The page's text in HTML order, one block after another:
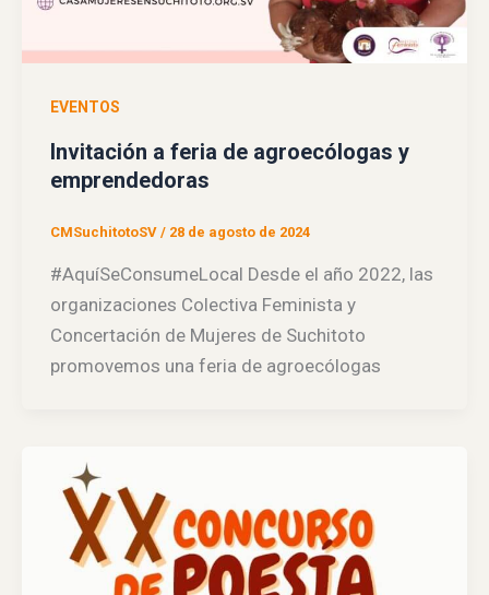
EVENTOS
Invitación a feria de agroecólogas y
emprendedoras
CMSuchitotoSV / 28 de agosto de 2024
#AquíSeConsumeLocal Desde el año 2022, las
organizaciones Colectiva Feminista y
Concertación de Mujeres de Suchitoto
promovemos una feria de agroecólogas